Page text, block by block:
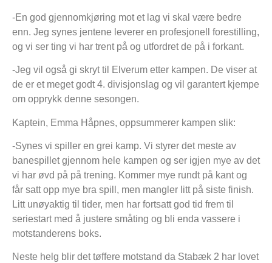
-En god gjennomkjøring mot et lag vi skal være bedre
enn. Jeg synes jentene leverer en profesjonell forestilling,
og vi ser ting vi har trent på og utfordret de på i forkant.
-Jeg vil også gi skryt til Elverum etter kampen. De viser at
de er et meget godt 4. divisjonslag og vil garantert kjempe
om opprykk denne sesongen.
Kaptein, Emma Håpnes, oppsummerer kampen slik:
-Synes vi spiller en grei kamp. Vi styrer det meste av
banespillet gjennom hele kampen og ser igjen mye av det
vi har øvd på på trening. Kommer mye rundt på kant og
får satt opp mye bra spill, men mangler litt på siste finish.
Litt unøyaktig til tider, men har fortsatt god tid frem til
seriestart med å justere småting og bli enda vassere i
motstanderens boks.
Neste helg blir det tøffere motstand da Stabæk 2 har lovet